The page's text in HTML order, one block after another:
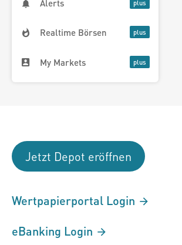
Alerts
Realtime Börsen
My Markets
Jetzt Depot eröffnen
Wertpapierportal Login
eBanking Login